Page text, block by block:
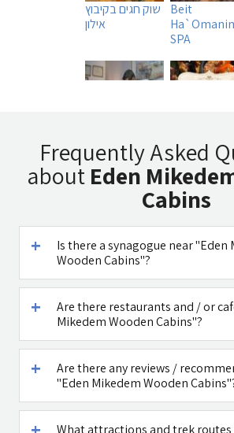
Beit
SPA
שוק חגים בקיבוץ
אילון
Restaurant
Chinese
Medicine
See all attractions in the region >>
Frequently Asked
about Eden
Cabins
Is there a synagogue near "Eden
Wooden Cabins"?
Are there restaurants and / or
Mikedem Wooden Cabins"?
Are there any reviews /
"Eden Mikedem Wooden
What attractions and trek